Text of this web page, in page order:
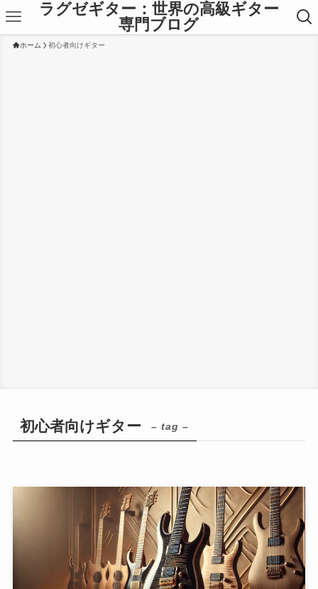
ラグゼギター：世界の高級ギター
専門ブログ
ホーム 初心者向けギター
初心者向けギター – tag –